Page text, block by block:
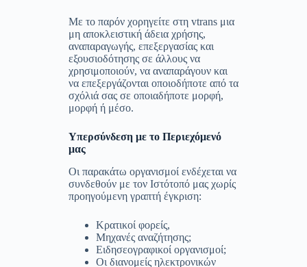
Με το παρόν χορηγείτε στη vtrans μια
μη αποκλειστική άδεια χρήσης,
αναπαραγωγής, επεξεργασίας και
εξουσιοδότησης σε άλλους να
χρησιμοποιούν, να αναπαράγουν και
να επεξεργάζονται οποιοδήποτε από τα
σχόλιά σας σε οποιαδήποτε μορφή,
μορφή ή μέσο.
Υπερσύνδεση με το Περιεχόμενό
μας
Οι παρακάτω οργανισμοί ενδέχεται να
συνδεθούν με τον Ιστότοπό μας χωρίς
προηγούμενη γραπτή έγκριση:
Κρατικοί φορείς,
Μηχανές αναζήτησης;
Ειδησεογραφικοί οργανισμοί;
Οι διανομείς ηλεκτρονικών